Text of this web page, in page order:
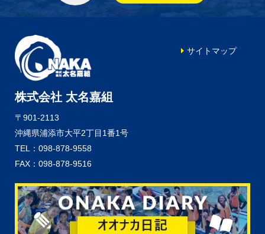
株式会社 太名嘉組
〒901-2113
沖縄県浦添市大平2丁目1番1号
TEL：098-878-9558
FAX：098-878-9516
サイトマップ